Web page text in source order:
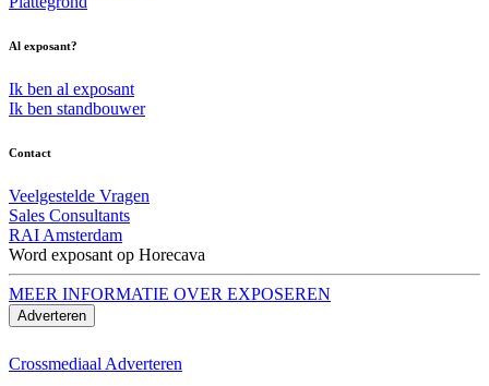
Al exposant?
Ik ben al exposant
Ik ben standbouwer
Contact
Veelgestelde Vragen
Sales Consultants
RAI Amsterdam
Word exposant op Horecava
MEER INFORMATIE OVER EXPOSEREN
Adverteren
Crossmediaal Adverteren